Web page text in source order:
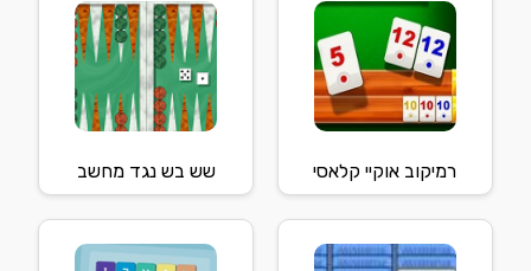
רמיקוב אוקיי קלאסי שש בש נגד מחשב